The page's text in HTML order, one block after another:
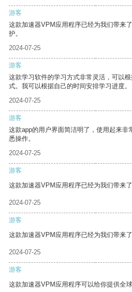
游客
这款加速器VPM应用程序已经为我们带来
护。
2024-07-25
游客
这款学习软件的学习方式非常灵活，可以
式。我可以根据自己的时间安排学习进度。
2024-07-25
游客
这款app的用户界面简洁明了，使用起来非
悉操作。
2024-07-25
游客
这款加速器VPM应用程序已经为我们带来
2024-07-25
游客
这款加速器VPM应用程序已经为我们带来
2024-07-25
游客
这款加速器VPM应用程序可以给你提供全